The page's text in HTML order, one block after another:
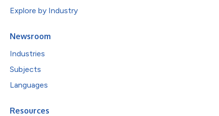
Explore by Industry
Newsroom
Industries
Subjects
Languages
Resources